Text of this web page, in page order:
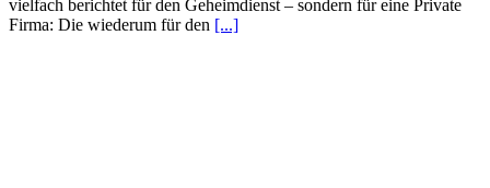
vielfach berichtet für den Geheimdienst – sondern für eine Private
Firma: Die wiederum für den [...]